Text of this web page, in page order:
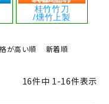
桂竹竹刀
/燻竹上製
が高い順
新着順
16件中 1-16件表示